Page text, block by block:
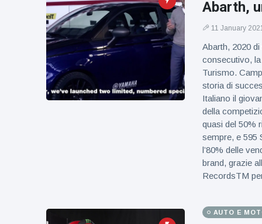
Abarth,
11 January
Abarth, 2020
consecutivo,
Turismo.
storia di
Italiano il
della
quasi del 50%
sempre, e 595
l’80% delle
brand, grazie
RecordsTM
AUTO E